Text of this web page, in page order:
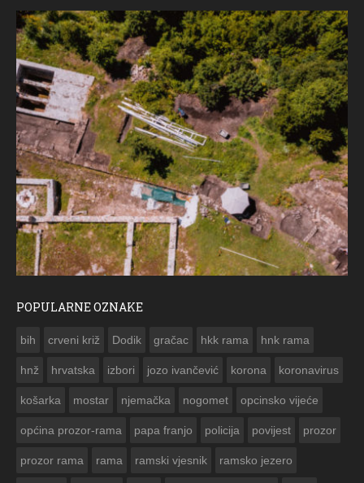
POPULARNE OZNAKE
bih crveni križ Dodik gračac hkk rama hnk rama
hnž hrvatska izbori jozo ivančević korona koronavirus
košarka mostar njemačka nogomet opcinsko vijeće
općina prozor-rama papa franjo policija povijest prozor
prozor rama rama ramski vjesnik ramsko jezero